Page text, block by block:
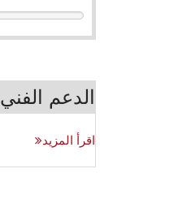
الدعم الفني
اقرأ المزيد